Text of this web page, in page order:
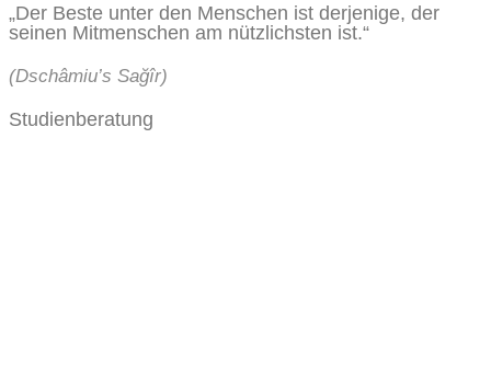
„Der Beste unter den Menschen ist derjenige, der
seinen Mitmenschen am nützlichsten ist.“
(Dschâmiu’s Sağîr)
Studienberatung